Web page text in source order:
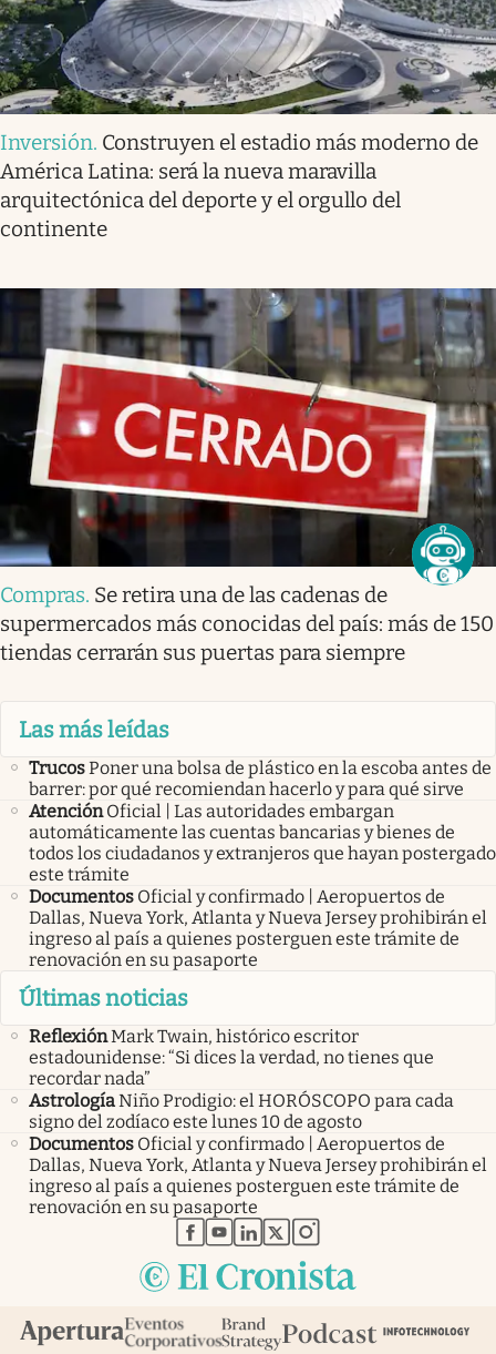
Inversión. Construyen el estadio más moderno de
América Latina: será la nueva maravilla
arquitectónica del deporte y el orgullo del
continente
Compras. Se retira una de las cadenas de
supermercados más conocidas del país: más de 150
tiendas cerrarán sus puertas para siempre
Las más leídas
TrucosPoner una bolsa de plástico en la escoba antes de
barrer: por qué recomiendan hacerlo y para qué sirve
Atención Oficial | Las autoridades embargan
automáticamente las cuentas bancarias y bienes de
todos los ciudadanos y extranjeros que hayan postergado
este trámite
Documentos Oficial y confirmado | Aeropuertos de
Dallas, Nueva York, Atlanta y Nueva Jersey prohibirán el
ingreso al país a quienes posterguen este trámite de
renovación en su pasaporte
Últimas noticias
ReflexiónMark Twain, histórico escritor
estadounidense: “Si dices la verdad, no tienes que
recordar nada”
AstrologíaNiño Prodigio: el HORÓSCOPO para cada
signo del zodíaco este lunes 10 de agosto
Documentos Oficial y confirmado | Aeropuertos de
Dallas, Nueva York, Atlanta y Nueva Jersey prohibirán el
ingreso al país a quienes posterguen este trámite de
renovación en su pasaporte
abre en nueva pestaña
abre en nueva pestaña
abre en nueva pestaña
abre en nueva pestaña
abre en nueva pestaña